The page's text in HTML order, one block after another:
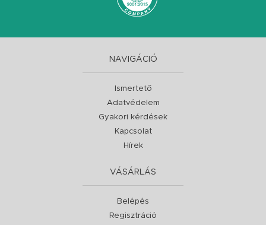
NAVIGÁCIÓ
Ismertető
Adatvédelem
Gyakori kérdések
Kapcsolat
Hírek
VÁSÁRLÁS
Belépés
Regisztráció